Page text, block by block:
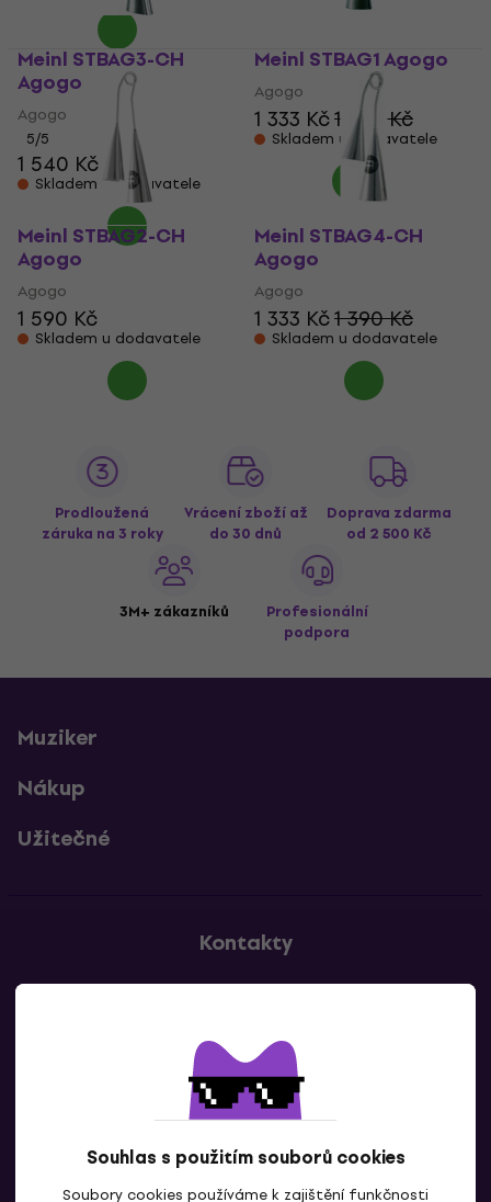
Souhlas s použitím souborů cookies
Soubory cookies používáme k zajištění funkčnosti
Meinl STBAG3-CH
Agogo
Agogo
5/5
1 540 Kč
Skladem u dodavatele
Meinl STBAG1 Agogo
Agogo
1 333 Kč1 390 Kč
Skladem u dodavatele
Meinl STBAG2-CH
Agogo
Agogo
1 590 Kč
Skladem u dodavatele
Meinl STBAG4-CH
Agogo
Agogo
1 333 Kč1 390 Kč
Skladem u dodavatele
Prodloužená
záruka na 3 roky
Vrácení zboží až
do 30 dnů
Doprava zdarma
od 2 500 Kč
3M+ zákazníků
Profesionální
podpora
Muziker
Nákup
Užitečné
Kontakty